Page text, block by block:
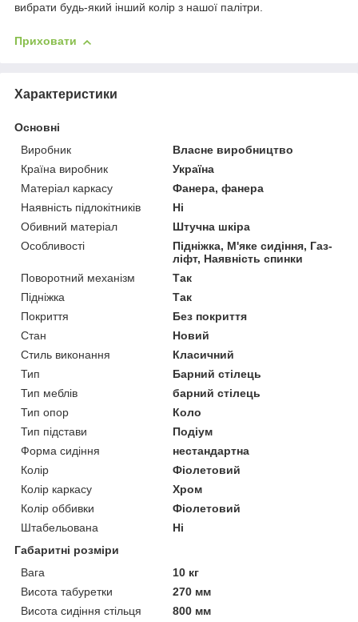
вибрати будь-який інший колір з нашої палітри.
Приховати
Характеристики
Основні
Виробник
Власне виробництво
Країна виробник
Україна
Матеріал каркасу
Фанера, фанера
Наявність підлокітників
Ні
Обивний матеріал
Штучна шкіра
Особливості
Підніжка, М'яке сидіння, Газ-
ліфт, Наявність спинки
Поворотний механізм
Так
Підніжка
Так
Покриття
Без покриття
Стан
Новий
Стиль виконання
Класичний
Тип
Барний стілець
Тип меблів
барний стілець
Тип опор
Коло
Тип підстави
Подіум
Форма сидіння
нестандартна
Колір
Фіолетовий
Колір каркасу
Хром
Колір оббивки
Фіолетовий
Штабельована
Ні
Габаритні розміри
Вага
10 кг
Висота табуретки
270 мм
Висота сидіння стільця
800 мм